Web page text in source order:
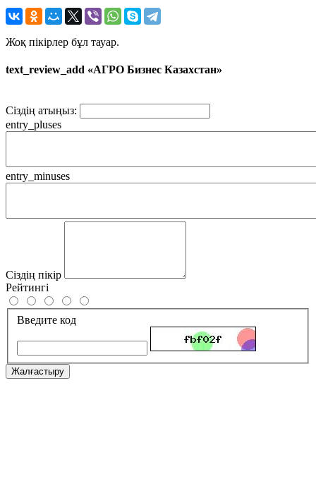
Жоқ пікірлер бұл тауар.
text_review_add «АГРО Бизнес Казахстан»
Сіздің атыңыз:
entry_pluses
entry_minuses
Сіздің пікір
Рейтингі
Введите код
Жалғастыру